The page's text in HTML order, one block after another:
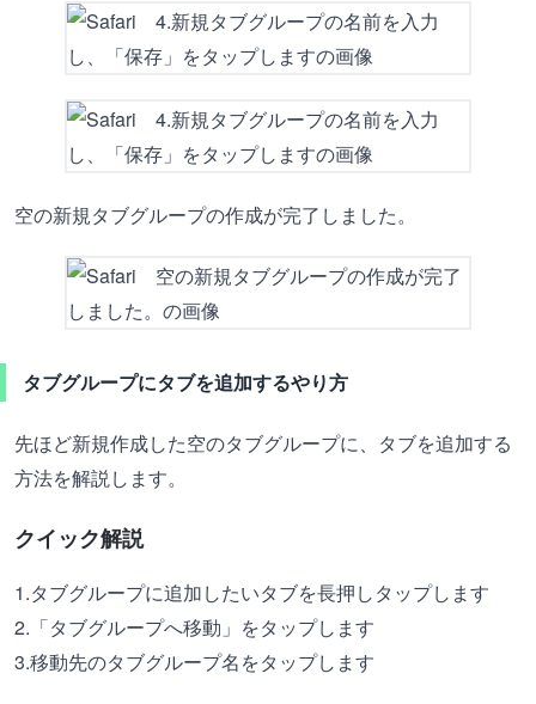
空の新規タブグループの作成が完了しました。
タブグループにタブを追加するやり方
先ほど新規作成した空のタブグループに、タブを追加する
方法を解説します。
クイック解説
1.タブグループに追加したいタブを長押しタップします
2.「タブグループへ移動」をタップします
3.移動先のタブグループ名をタップします